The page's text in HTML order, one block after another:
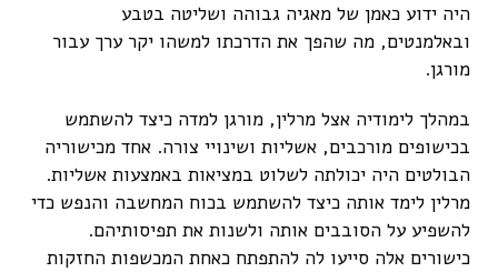
היה ידוע כאמן של מאגיה גבוהה ושליטה בטבע
ובאלמנטים, מה שהפך את הדרכתו למשהו יקר ערך עבור
מורגן.
במהלך לימודיה אצל מרלין, מורגן למדה כיצד להשתמש
בכישופים מורכבים, אשליות ושינויי צורה. אחד מכישוריה
הבולטים היה יכולתה לשלוט במציאות באמצעות אשליות.
מרלין לימד אותה כיצד להשתמש בכוח המחשבה והנפש כדי
להשפיע על הסובבים אותה ולשנות את תפיסותיהם.
כישורים אלה סייעו לה להתפתח כאחת המכשפות החזקות